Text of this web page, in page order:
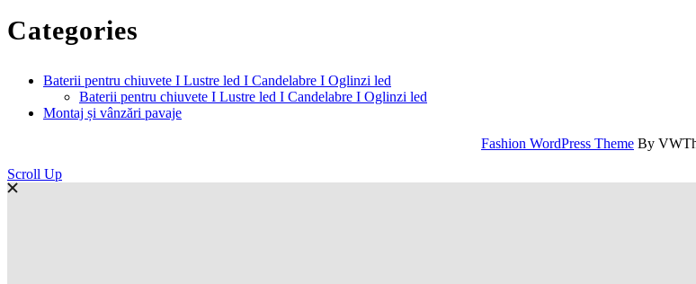
Categories
Baterii pentru chiuvete I Lustre led I Candelabre I Oglinzi led
Baterii pentru chiuvete I Lustre led I Candelabre I Oglinzi led
Montaj și vânzări pavaje
Fashion WordPress Theme By
Scroll Up